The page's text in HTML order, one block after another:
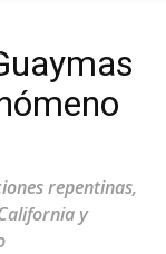
repentinas,
y